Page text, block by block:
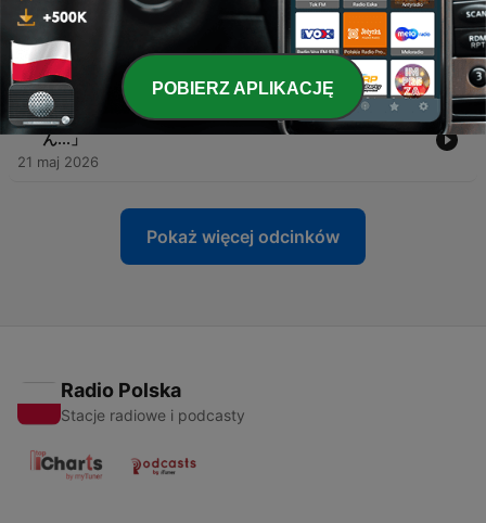
#8 「ドタキャンされた...!!」その寂しさとどう向き合
う？【ゲスト：若者研究所 たきえりさん】
04 cze 2026
7 - #7 「勉強しなきゃなのになかなかやる気が出ませ
ん...」
21 maj 2026
Pokaż więcej odcinków
Radio Polska
Stacje radiowe i podcasty
POBIERZ APLIKACJĘ